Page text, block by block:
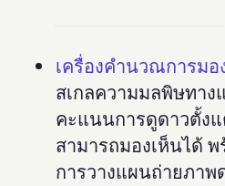
เครื่องคำนวณการมอ
สเกลความมลพิษทา
คะแนนการดูดาวตั้ง
สามารถมองเห็นได้
การวางแผนถ่ายภา